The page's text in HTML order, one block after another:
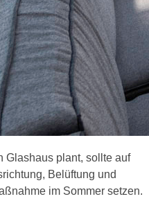
Glashaus plant, sollte auf
Belüftung und
im Sommer setzen.